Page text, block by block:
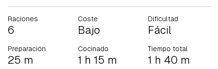
Raciones
6
Coste
Bajo
Dificultad
Fácil
Preparación
25 m
Cocinado
1 h 15 m
Tiempo total
1 h 40 m